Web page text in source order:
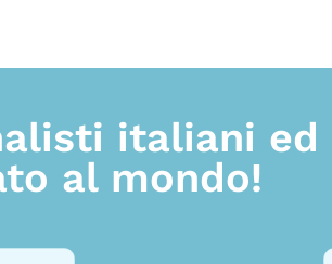
italiani
al mondo!